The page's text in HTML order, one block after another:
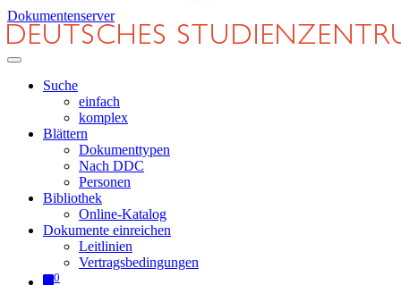
Dokumentenserver
Suche
einfach
komplex
Blättern
Dokumenttypen
Nach DDC
Personen
Bibliothek
Online-Katalog
Dokumente einreichen
Leitlinien
Vertragsbedingungen
0